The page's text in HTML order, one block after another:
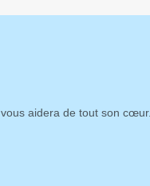
aidera de tout son cœur.